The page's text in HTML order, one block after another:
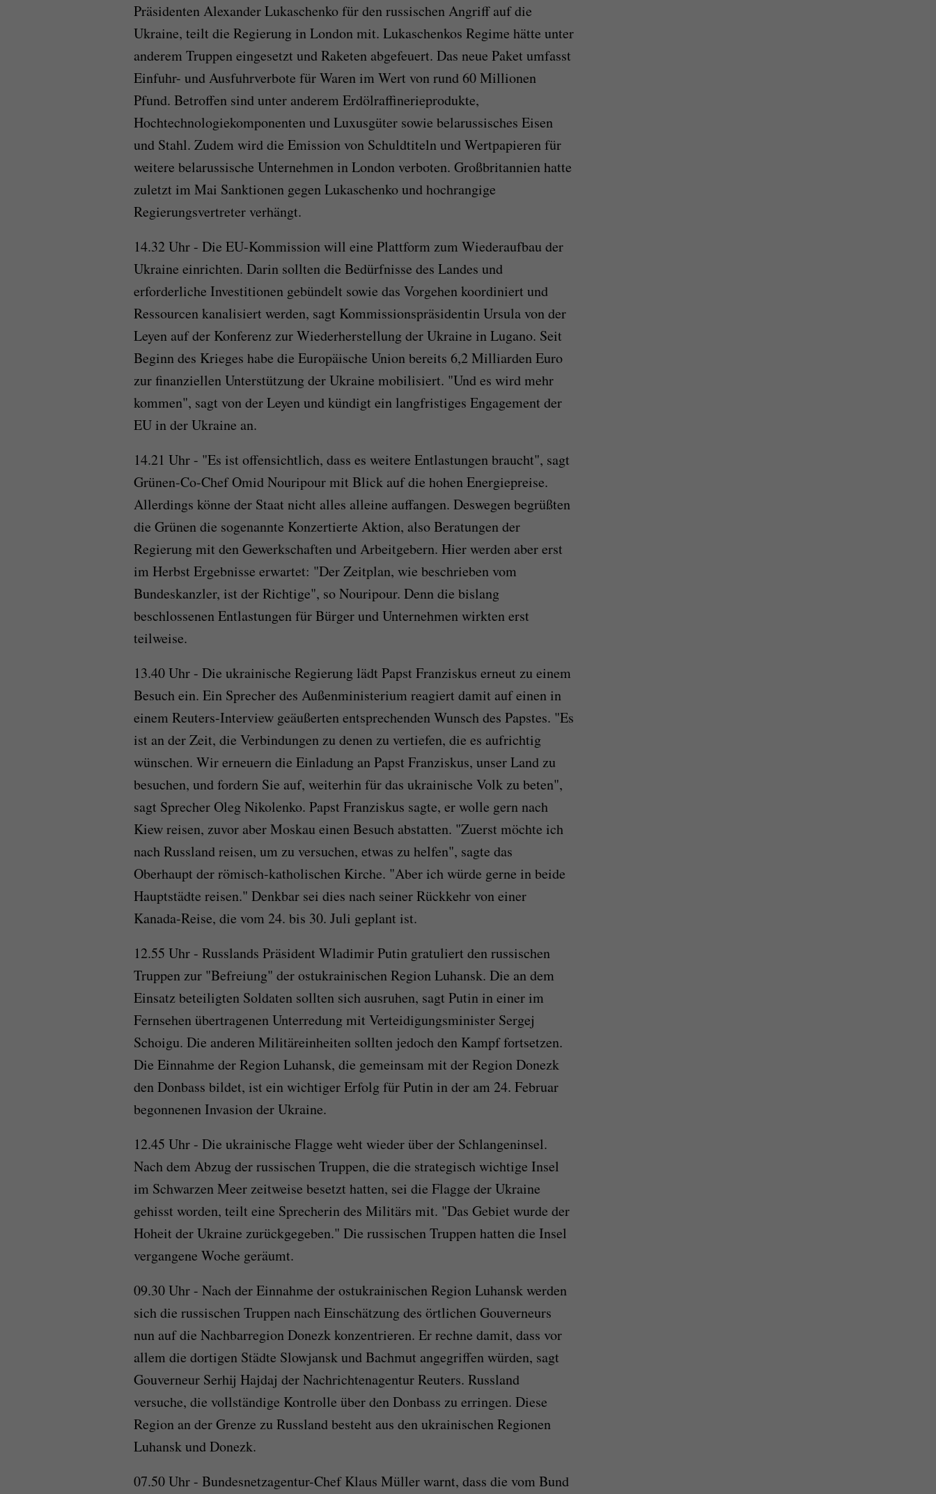
Präsidenten Alexander Lukaschenko für den russischen Angriff auf die
Ukraine, teilt die Regierung in London mit. Lukaschenkos Regime hätte unter
anderem Truppen eingesetzt und Raketen abgefeuert. Das neue Paket umfasst
Einfuhr- und Ausfuhrverbote für Waren im Wert von rund 60 Millionen
Pfund. Betroffen sind unter anderem Erdölraffinerieprodukte,
Hochtechnologiekomponenten und Luxusgüter sowie belarussisches Eisen
und Stahl. Zudem wird die Emission von Schuldtiteln und Wertpapieren für
weitere belarussische Unternehmen in London verboten. Großbritannien hatte
zuletzt im Mai Sanktionen gegen Lukaschenko und hochrangige
Regierungsvertreter verhängt.
14.32 Uhr - Die EU-Kommission will eine Plattform zum Wiederaufbau der
Ukraine einrichten. Darin sollten die Bedürfnisse des Landes und
erforderliche Investitionen gebündelt sowie das Vorgehen koordiniert und
Ressourcen kanalisiert werden, sagt Kommissionspräsidentin Ursula von der
Leyen auf der Konferenz zur Wiederherstellung der Ukraine in Lugano. Seit
Beginn des Krieges habe die Europäische Union bereits 6,2 Milliarden Euro
zur finanziellen Unterstützung der Ukraine mobilisiert. "Und es wird mehr
kommen", sagt von der Leyen und kündigt ein langfristiges Engagement der
EU in der Ukraine an.
14.21 Uhr - "Es ist offensichtlich, dass es weitere Entlastungen braucht", sagt
Grünen-Co-Chef Omid Nouripour mit Blick auf die hohen Energiepreise.
Allerdings könne der Staat nicht alles alleine auffangen. Deswegen begrüßten
die Grünen die sogenannte Konzertierte Aktion, also Beratungen der
Regierung mit den Gewerkschaften und Arbeitgebern. Hier werden aber erst
im Herbst Ergebnisse erwartet: "Der Zeitplan, wie beschrieben vom
Bundeskanzler, ist der Richtige", so Nouripour. Denn die bislang
beschlossenen Entlastungen für Bürger und Unternehmen wirkten erst
teilweise.
13.40 Uhr - Die ukrainische Regierung lädt Papst Franziskus erneut zu einem
Besuch ein. Ein Sprecher des Außenministerium reagiert damit auf einen in
einem Reuters-Interview geäußerten entsprechenden Wunsch des Papstes. "Es
ist an der Zeit, die Verbindungen zu denen zu vertiefen, die es aufrichtig
wünschen. Wir erneuern die Einladung an Papst Franziskus, unser Land zu
besuchen, und fordern Sie auf, weiterhin für das ukrainische Volk zu beten",
sagt Sprecher Oleg Nikolenko. Papst Franziskus sagte, er wolle gern nach
Kiew reisen, zuvor aber Moskau einen Besuch abstatten. "Zuerst möchte ich
nach Russland reisen, um zu versuchen, etwas zu helfen", sagte das
Oberhaupt der römisch-katholischen Kirche. "Aber ich würde gerne in beide
Hauptstädte reisen." Denkbar sei dies nach seiner Rückkehr von einer
Kanada-Reise, die vom 24. bis 30. Juli geplant ist.
12.55 Uhr - Russlands Präsident Wladimir Putin gratuliert den russischen
Truppen zur "Befreiung" der ostukrainischen Region Luhansk. Die an dem
Einsatz beteiligten Soldaten sollten sich ausruhen, sagt Putin in einer im
Fernsehen übertragenen Unterredung mit Verteidigungsminister Sergej
Schoigu. Die anderen Militäreinheiten sollten jedoch den Kampf fortsetzen.
Die Einnahme der Region Luhansk, die gemeinsam mit der Region Donezk
den Donbass bildet, ist ein wichtiger Erfolg für Putin in der am 24. Februar
begonnenen Invasion der Ukraine.
12.45 Uhr - Die ukrainische Flagge weht wieder über der Schlangeninsel.
Nach dem Abzug der russischen Truppen, die die strategisch wichtige Insel
im Schwarzen Meer zeitweise besetzt hatten, sei die Flagge der Ukraine
gehisst worden, teilt eine Sprecherin des Militärs mit. "Das Gebiet wurde der
Hoheit der Ukraine zurückgegeben." Die russischen Truppen hatten die Insel
vergangene Woche geräumt.
09.30 Uhr - Nach der Einnahme der ostukrainischen Region Luhansk werden
sich die russischen Truppen nach Einschätzung des örtlichen Gouverneurs
nun auf die Nachbarregion Donezk konzentrieren. Er rechne damit, dass vor
allem die dortigen Städte Slowjansk und Bachmut angegriffen würden, sagt
Gouverneur Serhij Hajdaj der Nachrichtenagentur Reuters. Russland
versuche, die vollständige Kontrolle über den Donbass zu erringen. Diese
Region an der Grenze zu Russland besteht aus den ukrainischen Regionen
Luhansk und Donezk.
07.50 Uhr - Bundesnetzagentur-Chef Klaus Müller warnt, dass die vom Bund